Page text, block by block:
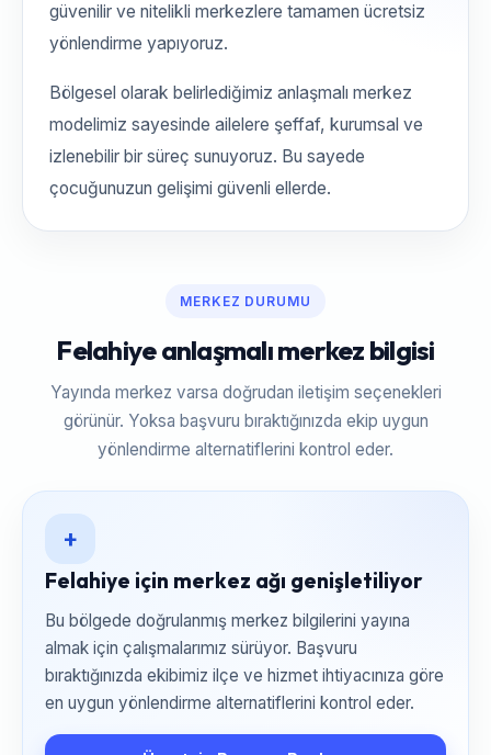
güvenilir ve nitelikli merkezlere tamamen ücretsiz
yönlendirme yapıyoruz.
Bölgesel olarak belirlediğimiz anlaşmalı merkez
modelimiz sayesinde ailelere şeffaf, kurumsal ve
izlenebilir bir süreç sunuyoruz. Bu sayede
çocuğunuzun gelişimi güvenli ellerde.
MERKEZ DURUMU
Felahiye anlaşmalı merkez bilgisi
Yayında merkez varsa doğrudan iletişim seçenekleri
görünür. Yoksa başvuru bıraktığınızda ekip uygun
yönlendirme alternatiflerini kontrol eder.
+
Felahiye için merkez ağı genişletiliyor
Bu bölgede doğrulanmış merkez bilgilerini yayına
almak için çalışmalarımız sürüyor. Başvuru
bıraktığınızda ekibimiz ilçe ve hizmet ihtiyacınıza göre
en uygun yönlendirme alternatiflerini kontrol eder.